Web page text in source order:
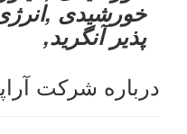
خورشیدی
پذیر آنگرید,
درباره شرکت